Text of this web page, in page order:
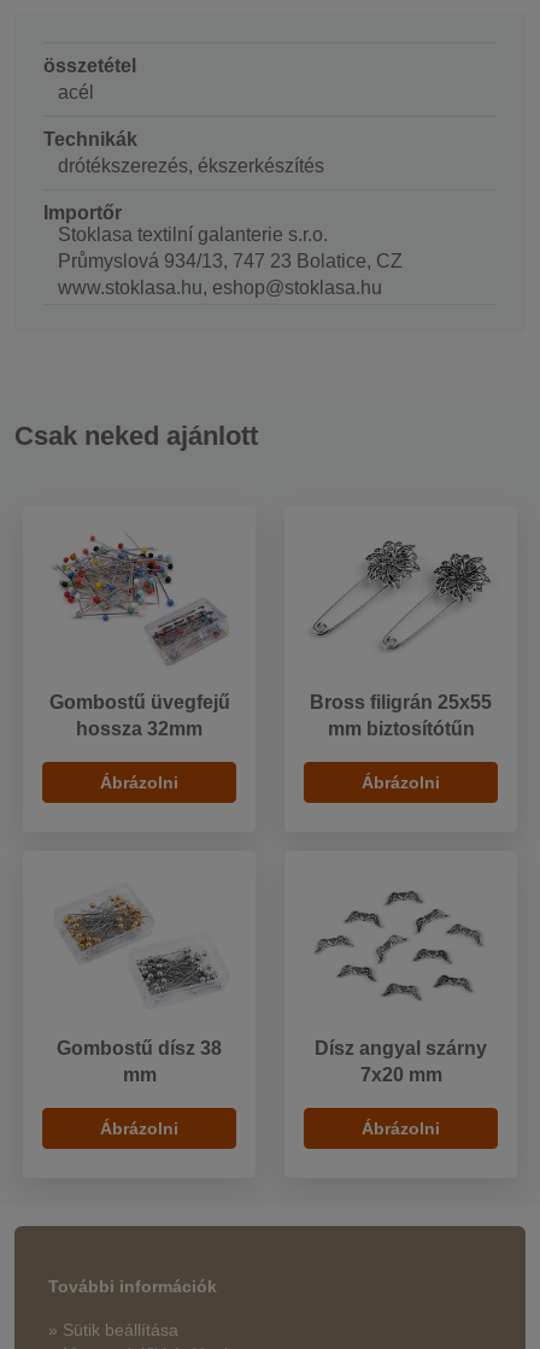
összetétel
acél
Technikák
drótékszerezés, ékszerkészítés
Importőr
Stoklasa textilní galanterie s.r.o.
Průmyslová 934/13, 747 23 Bolatice, CZ
www.stoklasa.hu, eshop@stoklasa.hu
Csak neked ajánlott
Gombostű üvegfejű
hossza 32mm
Ábrázolni
Bross filigrán 25x55
mm biztosítótűn
Ábrázolni
Gombostű dísz 38
mm
Ábrázolni
Dísz angyal szárny
7x20 mm
Ábrázolni
További információk
» Sütik beállítása